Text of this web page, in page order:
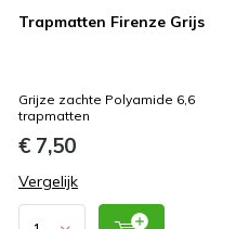
Trapmatten Firenze Grijs
Grijze zachte Polyamide 6,6
trapmatten
€ 7,50
Vergelijk